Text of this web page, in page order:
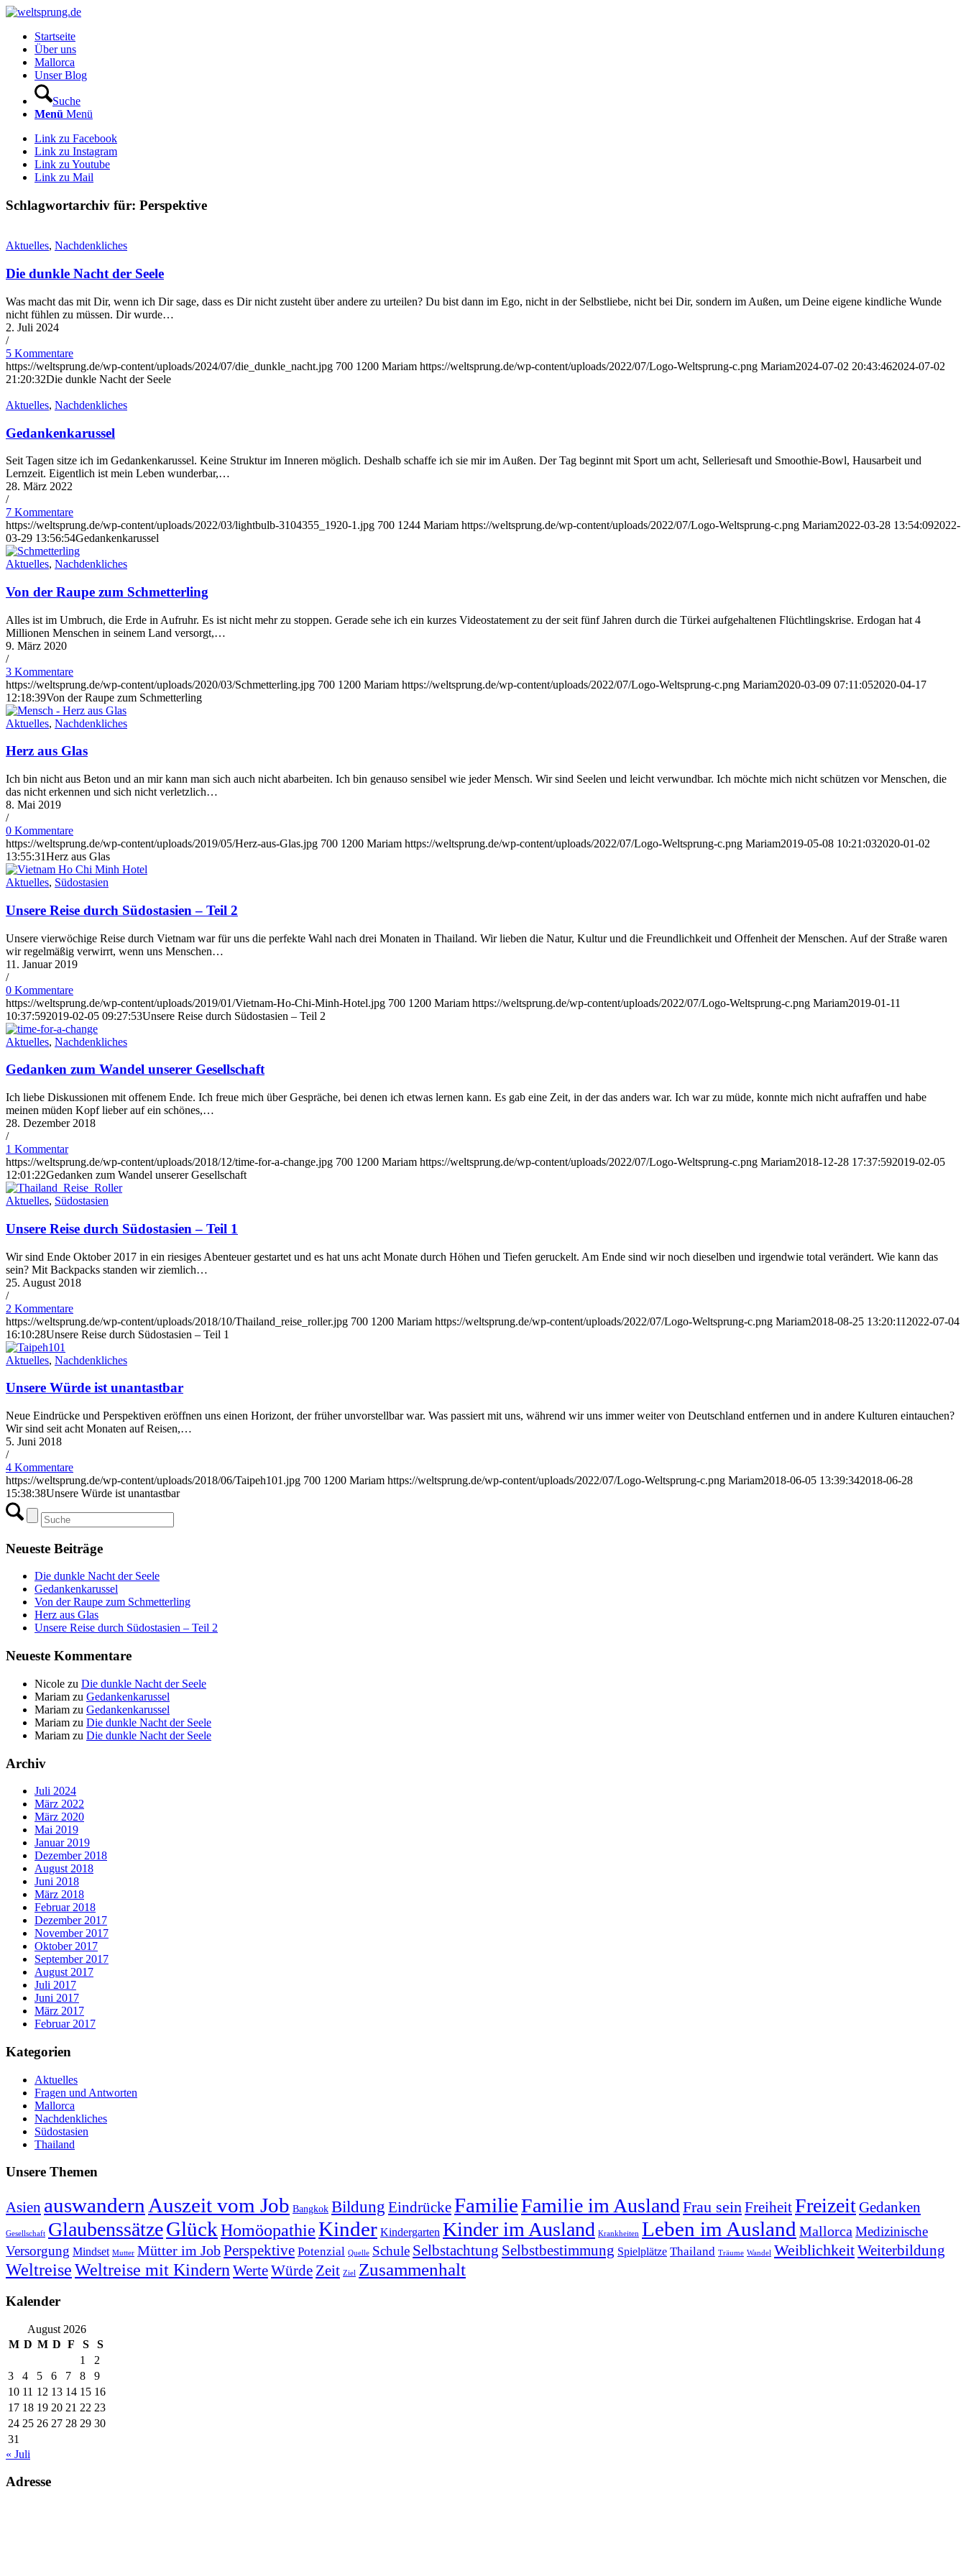
Startseite
Über uns
Mallorca
Unser Blog
Suche
Menü Menü
Link zu Facebook
Link zu Instagram
Link zu Youtube
Link zu Mail
Schlagwortarchiv für: Perspektive
Aktuelles, Nachdenkliches
Die dunkle Nacht der Seele
Was macht das mit Dir, wenn ich Dir sage, dass es Dir nicht zusteht über andere zu urteilen? Du bist dann im Ego, nicht in der Selbstliebe, nicht bei Dir, sondern im Außen, um Deine eigene kindliche Wunde
nicht fühlen zu müssen. Dir wurde…
2. Juli 2024
/
5 Kommentare
https://weltsprung.de/wp-content/uploads/2024/07/die_dunkle_nacht.jpg 700 1200 Mariam https://weltsprung.de/wp-content/uploads/2022/07/Logo-Weltsprung-c.png Mariam2024-07-02 20:43:462024-07-02
21:20:32Die dunkle Nacht der Seele
Aktuelles, Nachdenkliches
Gedankenkarussel
Seit Tagen sitze ich im Gedankenkarussel. Keine Struktur im Inneren möglich. Deshalb schaffe ich sie mir im Außen. Der Tag beginnt mit Sport um acht, Selleriesaft und Smoothie-Bowl, Hausarbeit und
Lernzeit. Eigentlich ist mein Leben wunderbar,…
28. März 2022
/
7 Kommentare
https://weltsprung.de/wp-content/uploads/2022/03/lightbulb-3104355_1920-1.jpg 700 1244 Mariam https://weltsprung.de/wp-content/uploads/2022/07/Logo-Weltsprung-c.png Mariam2022-03-28 13:54:092022-
03-29 13:56:54Gedankenkarussel
Aktuelles, Nachdenkliches
Von der Raupe zum Schmetterling
Alles ist im Umbruch, die Erde in Aufruhr. Es ist nicht mehr zu stoppen. Gerade sehe ich ein kurzes Videostatement zu der seit fünf Jahren durch die Türkei aufgehaltenen Flüchtlingskrise. Erdogan hat 4
Millionen Menschen in seinem Land versorgt,…
9. März 2020
/
3 Kommentare
https://weltsprung.de/wp-content/uploads/2020/03/Schmetterling.jpg 700 1200 Mariam https://weltsprung.de/wp-content/uploads/2022/07/Logo-Weltsprung-c.png Mariam2020-03-09 07:11:052020-04-17
12:18:39Von der Raupe zum Schmetterling
Aktuelles, Nachdenkliches
Herz aus Glas
Ich bin nicht aus Beton und an mir kann man sich auch nicht abarbeiten. Ich bin genauso sensibel wie jeder Mensch. Wir sind Seelen und leicht verwundbar. Ich möchte mich nicht schützen vor Menschen, die
das nicht erkennen und sich nicht verletzlich…
8. Mai 2019
/
0 Kommentare
https://weltsprung.de/wp-content/uploads/2019/05/Herz-aus-Glas.jpg 700 1200 Mariam https://weltsprung.de/wp-content/uploads/2022/07/Logo-Weltsprung-c.png Mariam2019-05-08 10:21:032020-01-02
13:55:31Herz aus Glas
Aktuelles, Südostasien
Unsere Reise durch Südostasien – Teil 2
Unsere vierwöchige Reise durch Vietnam war für uns die perfekte Wahl nach drei Monaten in Thailand. Wir lieben die Natur, Kultur und die Freundlichkeit und Offenheit der Menschen. Auf der Straße waren
wir regelmäßig verwirrt, wenn uns Menschen…
11. Januar 2019
/
0 Kommentare
https://weltsprung.de/wp-content/uploads/2019/01/Vietnam-Ho-Chi-Minh-Hotel.jpg 700 1200 Mariam https://weltsprung.de/wp-content/uploads/2022/07/Logo-Weltsprung-c.png Mariam2019-01-11
10:37:592019-02-05 09:27:53Unsere Reise durch Südostasien – Teil 2
Aktuelles, Nachdenkliches
Gedanken zum Wandel unserer Gesellschaft
Ich liebe Diskussionen mit offenem Ende. Ich freue mich über Gespräche, bei denen ich etwas lernen kann. Es gab eine Zeit, in der das anders war. Ich war zu müde, konnte mich nicht aufraffen und habe
meinen müden Kopf lieber auf ein schönes,…
28. Dezember 2018
/
1 Kommentar
https://weltsprung.de/wp-content/uploads/2018/12/time-for-a-change.jpg 700 1200 Mariam https://weltsprung.de/wp-content/uploads/2022/07/Logo-Weltsprung-c.png Mariam2018-12-28 17:37:592019-02-05
12:01:22Gedanken zum Wandel unserer Gesellschaft
Aktuelles, Südostasien
Unsere Reise durch Südostasien – Teil 1
Wir sind Ende Oktober 2017 in ein riesiges Abenteuer gestartet und es hat uns acht Monate durch Höhen und Tiefen geruckelt. Am Ende sind wir noch dieselben und irgendwie total verändert. Wie kann das
sein? Mit Backpacks standen wir ziemlich…
25. August 2018
/
2 Kommentare
https://weltsprung.de/wp-content/uploads/2018/10/Thailand_reise_roller.jpg 700 1200 Mariam https://weltsprung.de/wp-content/uploads/2022/07/Logo-Weltsprung-c.png Mariam2018-08-25 13:20:11 2022-07-04
16:10:28Unsere Reise durch Südostasien – Teil 1
Aktuelles, Nachdenkliches
Unsere Würde ist unantastbar
Neue Eindrücke und Perspektiven eröffnen uns einen Horizont, der früher unvorstellbar war. Was passiert mit uns, während wir uns immer weiter von Deutschland entfernen und in andere Kulturen eintauchen?
Wir sind seit acht Monaten auf Reisen,…
5. Juni 2018
/
4 Kommentare
https://weltsprung.de/wp-content/uploads/2018/06/Taipeh101.jpg 700 1200 Mariam https://weltsprung.de/wp-content/uploads/2022/07/Logo-Weltsprung-c.png Mariam2018-06-05 13:39:342018-06-28
15:38:38Unsere Würde ist unantastbar
Neueste Beiträge
Die dunkle Nacht der Seele
Gedankenkarussel
Von der Raupe zum Schmetterling
Herz aus Glas
Unsere Reise durch Südostasien – Teil 2
Neueste Kommentare
Nicole zu Die dunkle Nacht der Seele
Mariam zu Gedankenkarussel
Mariam zu Gedankenkarussel
Mariam zu Die dunkle Nacht der Seele
Mariam zu Die dunkle Nacht der Seele
Archiv
Juli 2024
März 2022
März 2020
Mai 2019
Januar 2019
Dezember 2018
August 2018
Juni 2018
März 2018
Februar 2018
Dezember 2017
November 2017
Oktober 2017
September 2017
August 2017
Juli 2017
Juni 2017
März 2017
Februar 2017
Kategorien
Aktuelles
Fragen und Antworten
Mallorca
Nachdenkliches
Südostasien
Thailand
Unsere Themen
Asien auswandern Auszeit vom Job Bangkok Bildung EindrückeFamilieFamilie im Ausland Frau seinFreiheitFreizeitGedanken
Gesellschaft GlaubenssätzeGlückHomöopathieKinder Kindergarten Kinder im Ausland Krankheiten Leben im Ausland Mallorca Medizinische
Versorgung Mindset Mutter Mütter im JobPerspektive Potenzial Quelle Schule Selbstachtung Selbstbestimmung Spielplätze Thailand Träume Wandel WeiblichkeitWeiterbildung
WeltreiseWeltreise mit Kindern WerteWürde Zeit Ziel Zusammenhalt
Kalender
August 2026
M D M D F S
S
1
2
3
4 5 6 7 8
9
10 11 12 13 14 15 16
17 18 19 20 21 22 23
24 25 26 27 28 29 30
31
« Juli
Adresse